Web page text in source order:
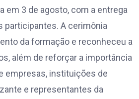
em 3 de agosto, com a entrega
participantes. A cerimônia
da formação e reconheceu a
além de reforçar a importância
empresas, instituições de
e representantes da